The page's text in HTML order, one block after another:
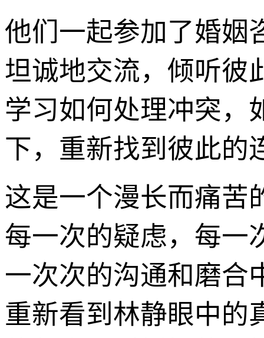
他们一起参加了婚姻
坦诚地交流，倾听彼
学习如何处理冲突，
下，重新找到彼此的
这是一个漫长而痛苦
每一次的疑虑，每一
一次次的沟通和磨合
重新看到林静眼中的